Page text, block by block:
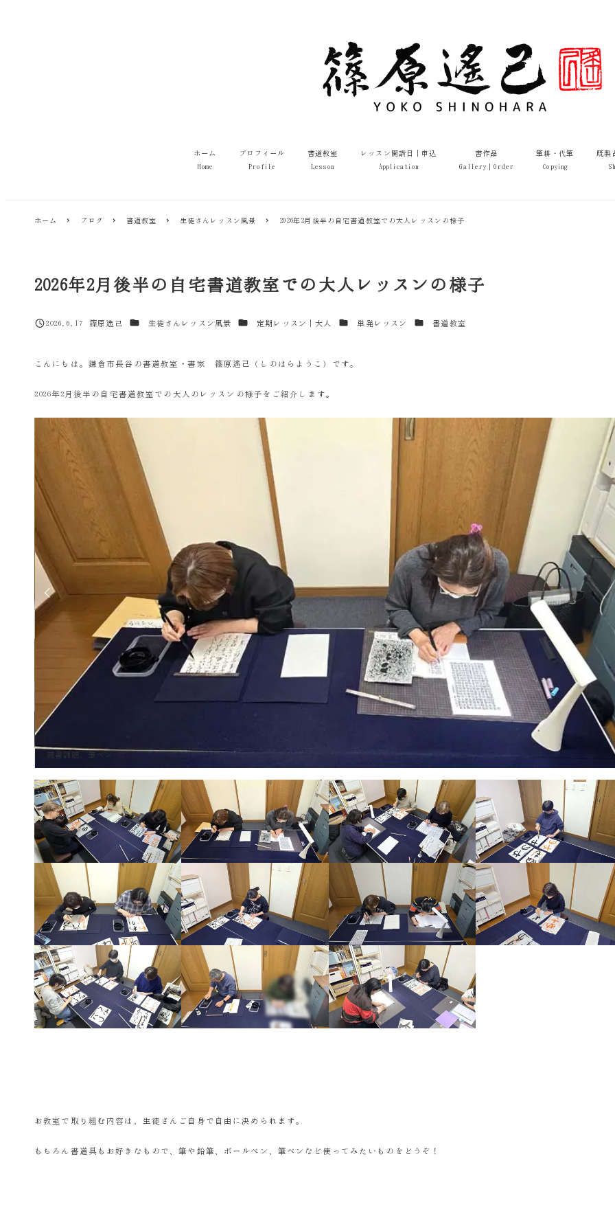
ホーム
Home
プロフィール
Profile
書道教室
Lesson
レッスン開講日｜申込
Application
書作品
Gallery｜Order
筆耕・代筆
Copying
既製
ホーム ブログ 書道教室 生徒さんレッスン風景 2026年2月後半の自宅書道教室での大人レッスンの様子
2026年2月後半の自宅書道教室での大人レッスンの様子
投稿日
2026.6.17
著
篠原遙己 カテゴリー生徒さんレッスン風景 カテゴリー
定期レッスン｜大人 カテゴリー単発レッスン カテゴリー
書道教室
こんにちは。鎌倉市長谷の書道教室・書家 篠原遙己（しのはらようこ）です。
2026年2月後半の自宅書道教室での大人のレッスンの様子をご紹介します。
競書課題、筆ペン
お教室で取り組む内容は、生徒さんご自身で自由に決められます。
もちろん書道具もお好きなもので、筆や鉛筆、ボールペン、筆ペンなど使ってみたいものをどうぞ！